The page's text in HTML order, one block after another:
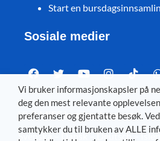
Start en
Sosiale medier
Visit MIFF in other languages
Svenska– Dansk–Deutsch–
Vi bruker informasjonskapsler på
deg den mest relevante
preferanser og gjentatte besøk.
samtykker du til bruken av ALLE